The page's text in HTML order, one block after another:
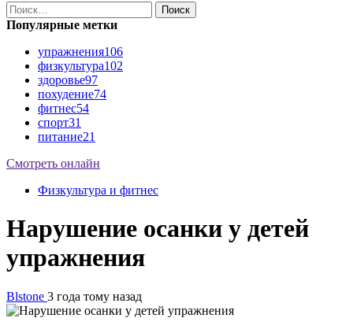
Найти:
Популярные метки
упражнения106
физкультура102
здоровье97
похудение74
фитнес54
спорт31
питание21
Смотреть онлайн
Физкультура и фитнес
Нарушение осанки у детей
упражнения
Blstone 3 года тому назад